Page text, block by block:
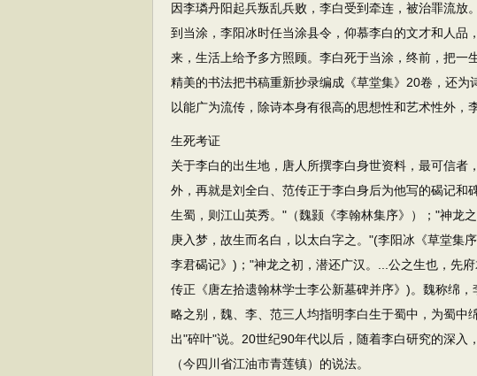
因李璘丹阳起兵叛乱兵败，李白受到牵连，被治罪流放
到当涂，李阳冰时任当涂县令，仰慕李白的文才和人品
来，生活上给予多方照顾。李白死于当涂，终前，把一
精美的书法把书稿重新抄录编成《草堂集》20卷，还
以能广为流传，除诗本身有很高的思想性和艺术性外，
生死考证
关于李白的出生地，唐人所撰李白身世资料，最可信者
外，再就是刘全白、范传正于李白身后为他写的碣记和
生蜀，则江山英秀。"（魏颢《李翰林集序》）；"神龙
庚入梦，故生而名白，以太白字之。"(李阳冰《草堂集
李君碣记》)；"神龙之初，潜还广汉。...公之生也，先
传正《唐左拾遗翰林学士李公新墓碑并序》)。魏称绵
略之别，魏、李、范三人均指明李白生于蜀中，为蜀中
出"碎叶"说。20世纪90年代以后，随着李白研究的深入
（今四川省江油市青莲镇）的说法。